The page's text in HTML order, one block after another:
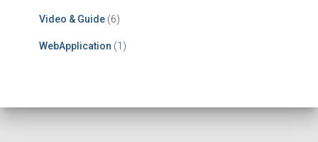
Video & Guide (6)
WebApplication (1)